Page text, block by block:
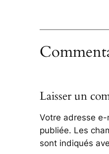
Laisser un
Votre adresse
publiée. Les
sont indiqués